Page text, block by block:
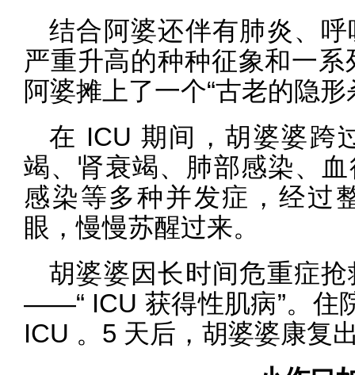
结合阿婆还伴有肺炎、
严重升高的种种征象和一
阿婆摊上了一个“古老的隐
在 ICU 期间，胡婆婆跨
竭、肾衰竭、肺部感染、
感染等多种并发症，经过
眼，慢慢苏醒过来。
胡婆婆因长时间危重症
——“ ICU 获得性肌病”。住
ICU 。5 天后，胡婆婆康复